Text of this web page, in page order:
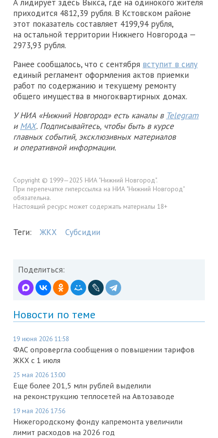
А лидирует здесь Выкса, где на одинокого жителя
приходится 4812,39 рубля. В Кстовском районе
этот показатель составляет 4199,94 рубля,
на остальной территории Нижнего Новгорода —
2973,93 рубля.
Ранее сообщалось, что с сентября вступит в силу
единый регламент оформления актов приемки
работ по содержанию и текущему ремонту
общего имущества в многоквартирных домах.
У НИА «Нижний Новгород» есть каналы в Telegram
и MAX. Подписывайтесь, чтобы быть в курсе
главных событий, эксклюзивных материалов
и оперативной информации.
Copyright © 1999—2025 НИА "Нижний Новгород".
При перепечатке гиперссылка на НИА "Нижний Новгород"
обязательна.
Настоящий ресурс может содержать материалы 18+
Теги: ЖКХ Субсидии
Поделиться:
Новости по теме
19 июня 2026 11:58
ФАС опровергла сообщения о повышении тарифов
ЖКХ с 1 июля
25 мая 2026 13:00
Еще более 201,5 млн рублей выделили
на реконструкцию теплосетей на Автозаводе
19 мая 2026 17:56
Нижегородскому фонду капремонта увеличили
лимит расходов на 2026 год